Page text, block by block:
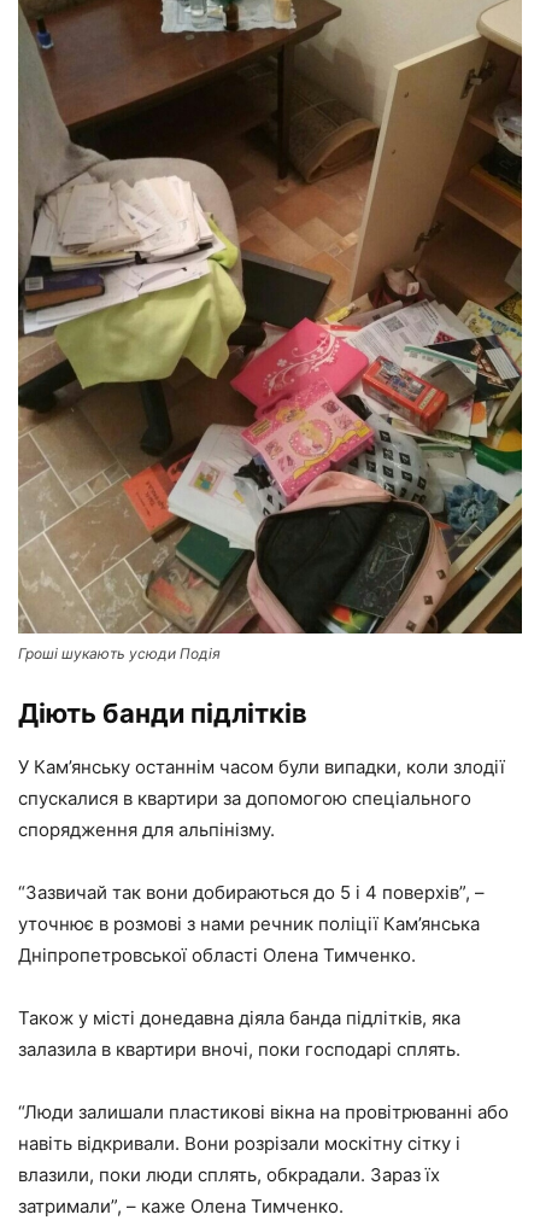
Гроші шукають усюди Подія
Діють банди підлітків
У Кам’янську останнім часом були випадки, коли злодії
спускалися в квартири за допомогою спеціального
спорядження для альпінізму.
“Зазвичай так вони добираються до 5 і 4 поверхів”, –
уточнює в розмові з нами речник поліції Кам’янська
Дніпропетровської області Олена Тимченко.
Також у місті донедавна діяла банда підлітків, яка
залазила в квартири вночі, поки господарі сплять.
“Люди залишали пластикові вікна на провітрюванні або
навіть відкривали. Вони розрізали москітну сітку і
влазили, поки люди сплять, обкрадали. Зараз їх
затримали”, – каже Олена Тимченко.